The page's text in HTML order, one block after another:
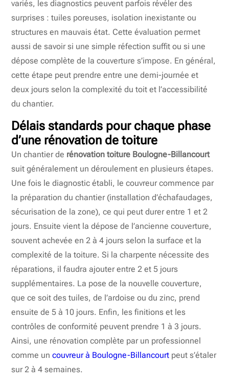
variés, les diagnostics peuvent parfois révéler des
surprises : tuiles poreuses, isolation inexistante ou
structures en mauvais état. Cette évaluation permet
aussi de savoir si une simple réfection suffit ou si une
dépose complète de la couverture s’impose. En général,
cette étape peut prendre entre une demi-journée et
deux jours selon la complexité du toit et l’accessibilité
du chantier.
Délais standards pour chaque phase
d’une rénovation de toiture
Un chantier de rénovation toiture Boulogne-Billancourt
suit généralement un déroulement en plusieurs étapes.
Une fois le diagnostic établi, le couvreur commence par
la préparation du chantier (installation d’échafaudages,
sécurisation de la zone), ce qui peut durer entre 1 et 2
jours. Ensuite vient la dépose de l’ancienne couverture,
souvent achevée en 2 à 4 jours selon la surface et la
complexité de la toiture. Si la charpente nécessite des
réparations, il faudra ajouter entre 2 et 5 jours
supplémentaires. La pose de la nouvelle couverture,
que ce soit des tuiles, de l’ardoise ou du zinc, prend
ensuite de 5 à 10 jours. Enfin, les finitions et les
contrôles de conformité peuvent prendre 1 à 3 jours.
Ainsi, une rénovation complète par un professionnel
comme uncouvreur à Boulogne-Billancourt peut s’étaler
sur 2 à 4 semaines.